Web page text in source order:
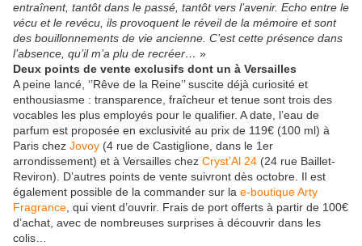
entraînent, tantôt dans le passé, tantôt vers l’avenir. Echo entre le
vécu et le revécu, ils provoquent le réveil de la mémoire et sont
des bouillonnements de vie ancienne. C’est cette présence dans
l’absence, qu’il m’a plu de recréer… »
Deux points de vente exclusifs dont un à Versailles
A peine lancé, ‘’Rêve de la Reine’’ suscite déjà curiosité et
enthousiasme : transparence, fraîcheur et tenue sont trois des
vocables les plus employés pour le qualifier. A date, l’eau de
parfum est proposée en exclusivité au prix de 119€ (100 ml) à
Paris chez Jovoy (4 rue de Castiglione, dans le 1er
arrondissement) et à Versailles chez Cryst’Al 24 (24 rue Baillet-
Reviron). D’autres points de vente suivront dès octobre. Il est
également possible de la commander sur la e-boutique Arty
Fragrance , qui vient d’ouvrir. Frais de port offerts à partir de 100€
d’achat, avec de nombreuses surprises à découvrir dans les
colis…